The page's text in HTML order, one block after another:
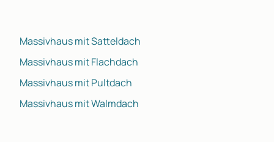
Massivhaus mit Satteldach
Massivhaus mit Flachdach
Massivhaus mit Pultdach
Massivhaus mit Walmdach